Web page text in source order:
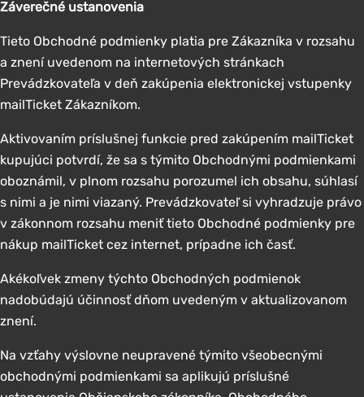
Záverečné ustanovenia
Tieto Obchodné podmienky platia pre Zákazníka v rozsahu
a znení uvedenom na internetových stránkach
Prevádzkovateľa v deň zakúpenia elektronickej vstupenky
mailTicket Zákazníkom.
Aktivovaním príslušnej funkcie pred zakúpením mailTicket
kupujúci potvrdí, že sa s týmito Obchodnými podmienkami
oboznámil, v plnom rozsahu porozumel ich obsahu, súhlasí
s nimi a je nimi viazaný. Prevádzkovateľ si vyhradzuje právo
v zákonnom rozsahu meniť tieto Obchodné podmienky pre
nákup mailTicket cez internet, prípadne ich časť.
Akékoľvek zmeny týchto Obchodných podmienok
nadobúdajú účinnosť dňom uvedeným v aktualizovanom
znení.
Na vzťahy výslovne neupravené týmito všeobecnými
obchodnými podmienkami sa aplikujú príslušné